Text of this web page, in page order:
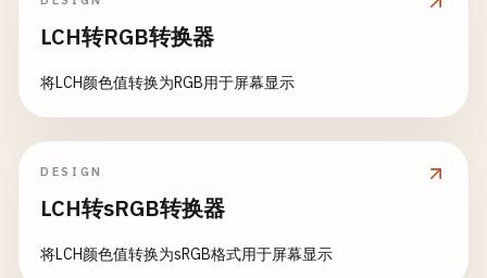
LCH转RGB转换器
将LCH颜色值转换为RGB用于屏幕显示
DESIGN
LCH转sRGB转换器
将LCH颜色值转换为sRGB格式用于屏幕显示